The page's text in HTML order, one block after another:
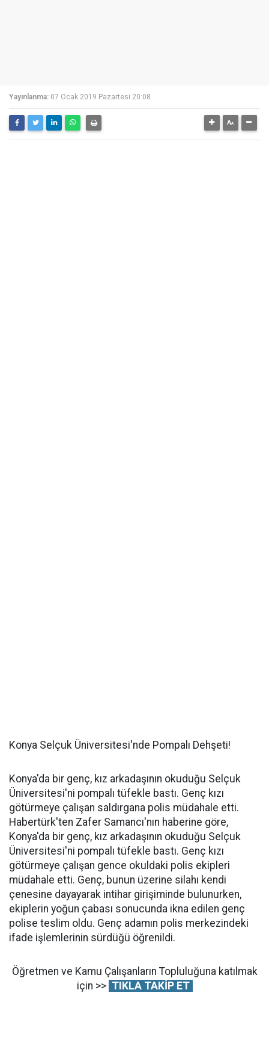
Yayınlanma: 07 Ocak 2019 Pazartesi 20:08
Konya Selçuk Üniversitesi'nde Pompalı Dehşeti!
Konya'da bir genç, kız arkadaşının okuduğu Selçuk
Üniversitesi'ni pompalı tüfekle bastı. Genç kızı
götürmeye çalışan saldırgana polis müdahale etti.
Habertürk'ten Zafer Samancı'nın haberine göre,
Konya'da bir genç, kız arkadaşının okuduğu Selçuk
Üniversitesi'ni pompalı tüfekle bastı. Genç kızı
götürmeye çalışan gence okuldaki polis ekipleri
müdahale etti. Genç, bunun üzerine silahı kendi
çenesine dayayarak intihar girişiminde bulunurken,
ekiplerin yoğun çabası sonucunda ikna edilen genç
polise teslim oldu. Genç adamın polis merkezindeki
ifade işlemlerinin sürdüğü öğrenildi.
Öğretmen ve Kamu Çalışanların Topluluğuna katılmak
için >> TIKLA TAKİP ET